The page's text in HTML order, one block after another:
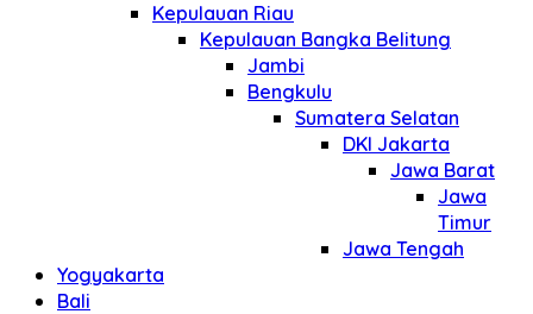
Kepulauan Riau
Kepulauan Bangka Belitung
Jambi
Bengkulu
Sumatera Selatan
DKI Jakarta
Jawa Barat
Jawa
Timur
Jawa Tengah
Yogyakarta
Bali